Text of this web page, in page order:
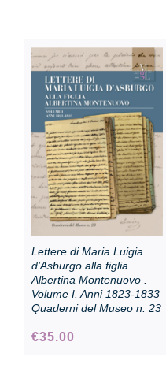
Attività
Pubblicazioni
Collezione
Contatti e biglietti
Accessibilità
Dona
Lettere di Maria Luigia
d’Asburgo alla figlia
Albertina Montenuovo .
Volume I. Anni 1823-1833
Quaderni del Museo n. 23
€35.00